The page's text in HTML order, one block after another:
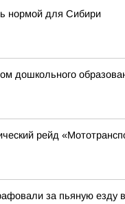
нормой для Сибири
дошкольного
рейд
за пьяную езду